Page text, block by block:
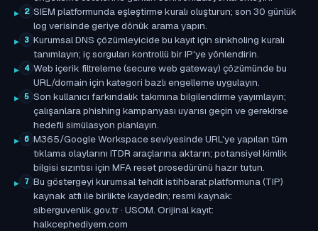
2 SIEM platformunda eşleştirme kuralı oluşturun; son 30 günlük
log verisinde geriye dönük arama yapın.
3 Kurumsal DNS çözümleyicide bu kayıt için sinkholing kuralı
tanımlayın; iç sorguları kontrollü bir IP'ye yönlendirin.
4 Web içerik filtreleme (secure web gateway) çözümünde bu
URL/domain için kategori bazlı engelleme uygulayın.
5 Son kullanıcı farkındalık takımına bilgilendirme yayımlayın;
çalışanlara phishing kampanyası uyarısı geçin ve gerekirse
hedefli simülasyon planlayın.
6 M365/Google Workspace seviyesinde URL'ye yapılan tüm
tıklama olaylarını ITDR araçlarına aktarın; potansiyel kimlik
bilgisi sızıntısı için MFA reset prosedürünü hazır tutun.
7 Bu göstergeyi kurumsal tehdit istihbarat platformuna (TIP)
kaynak atfı ile birlikte kaydedin; resmi kaynak:
siberguvenlik.gov.tr · USOM. Orijinal kayıt:
halkcephediyem.com